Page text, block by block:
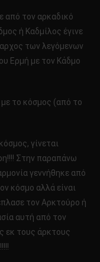
από τον αρκαδικό
ή Καδμίλος έγινε
των λεγόμενων
Ερμή με τον Κάδμο
με το κόσμος (από το
γίνεται
Στην παραπάνω
γεννήθηκε από
κόσμο αλλά είναι
τον Αρκτούρο ή
αυτή από τον
εκ τους άρκτους